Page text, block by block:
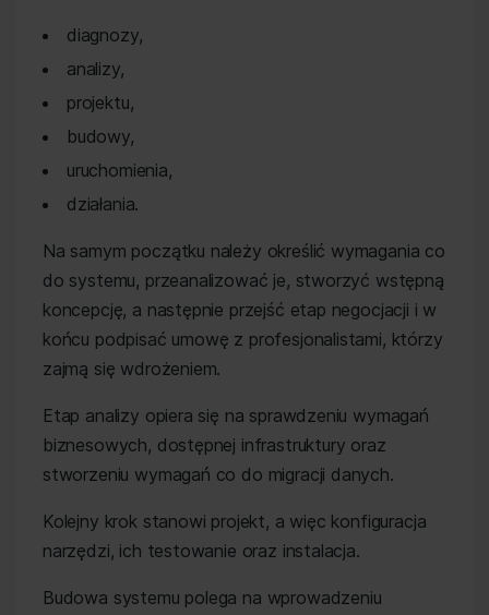
diagnozy,
analizy,
projektu,
budowy,
uruchomienia,
działania.
Na samym początku należy określić wymagania co
do systemu, przeanalizować je, stworzyć wstępną
koncepcję, a następnie przejść etap negocjacji i w
końcu podpisać umowę z profesjonalistami, którzy
zajmą się wdrożeniem.
Etap analizy opiera się na sprawdzeniu wymagań
biznesowych, dostępnej infrastruktury oraz
stworzeniu wymagań co do migracji danych.
Kolejny krok stanowi projekt, a więc konfiguracja
narzędzi, ich testowanie oraz instalacja.
Budowa systemu polega na wprowadzeniu